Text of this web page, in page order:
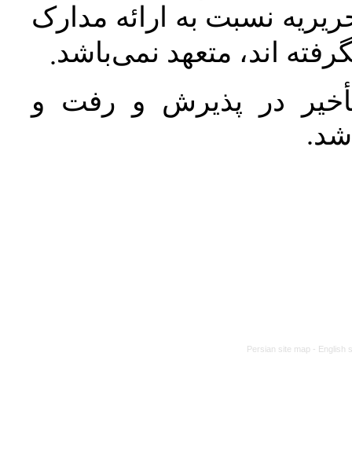
نسبت به ارائه مدارک
اند، متعهد نمی‌باشد.
در پذیرش و رفت و
شد.
Persian site map - English